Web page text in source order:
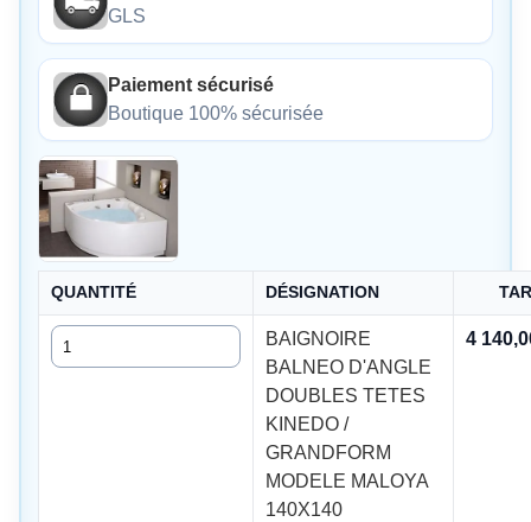
GLS
Paiement sécurisé
Boutique 100% sécurisée
QUANTITÉ DÉSIGNATION
Quantité
BAIGNOIRE
BALNEO D'ANGLE
DOUBLES TETES
KINEDO /
GRANDFORM
MODELE MALOYA
140X140
4